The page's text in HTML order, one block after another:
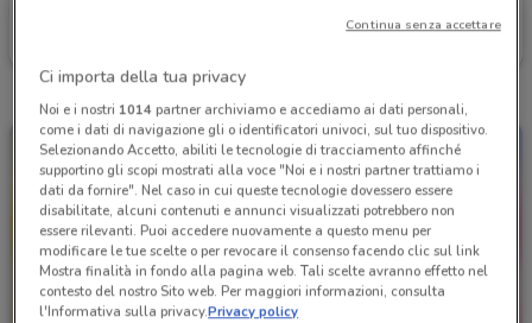
Ci importa della tua privacy
Noi e i nostri 1014partner archiviamo e accediamo ai dati personali,
come i dati di navigazione gli o identificatori univoci, sul tuo dispositivo.
Selezionando Accetto, abiliti le tecnologie di tracciamento affinché
supportino gli scopi mostrati alla voce "Noi e i nostri partner trattiamo i
dati da fornire". Nel caso in cui queste tecnologie dovessero essere
disabilitate, alcuni contenuti e annunci visualizzati potrebbero non
essere rilevanti. Puoi accedere nuovamente a questo menu per
modificare le tue scelte o per revocare il consenso facendo clic sul link
Mostra finalità in fondo alla pagina web. Tali scelte avranno effetto nel
contesto del nostro Sito web. Per maggiori informazioni, consulta
l'Informativa sulla privacy.Privacy policy
Continua senza accettare